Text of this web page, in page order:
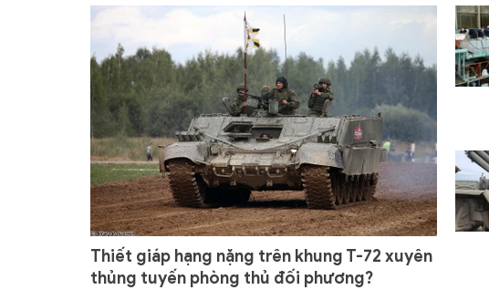
Thiết giáp hạng nặng trên khung T-72 xuyên
thủng tuyến phòng thủ đối phương?